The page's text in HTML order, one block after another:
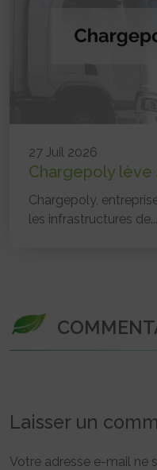
27 Juil 2026
Chargepoly lève
Chargepoly,
les infrastructures de...
Laisser un
Votre adresse e-mail ne